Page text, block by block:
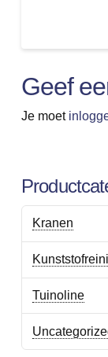
Geef
Je moet
Kranen
Tuinoline